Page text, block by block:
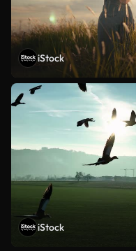
iStock
iStock